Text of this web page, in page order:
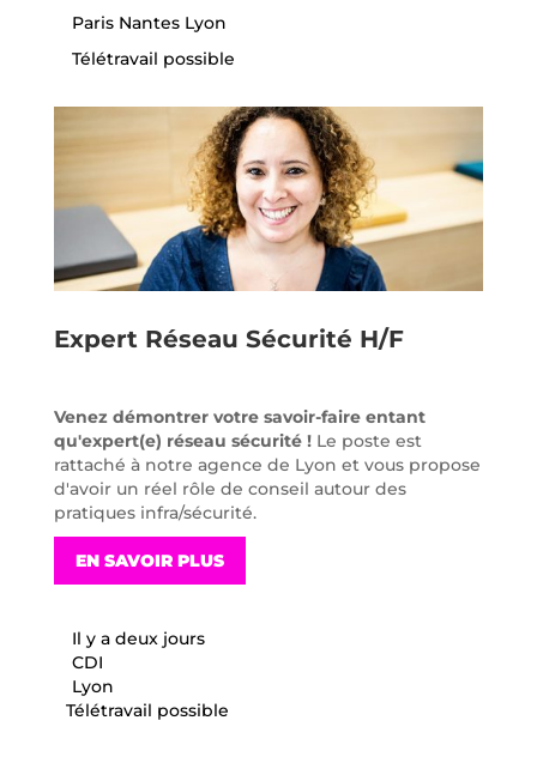
Paris Nantes Lyon
Télétravail possible
Expert Réseau Sécurité H/F
Venez démontrer votre savoir-faire entant
qu'expert(e) réseau sécurité !Le poste est
rattaché à notre agence de Lyon et vous propose
d'avoir un réel rôle de conseil autour des
pratiques infra/sécurité.
EN SAVOIR PLUS
Il y a deux jours
CDI
Lyon
Télétravail possible